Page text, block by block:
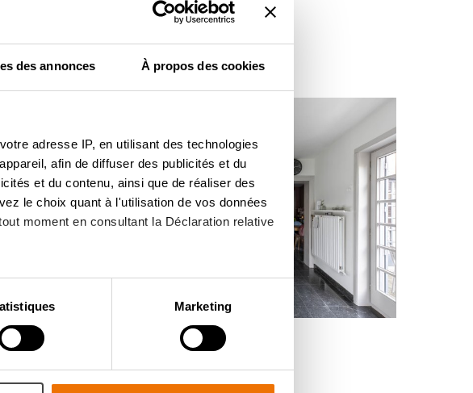
des annonces À propos des cookies
adresse IP, en utilisant des technologies
afin de diffuser des publicités et du
et du contenu, ainsi que de réaliser des
le choix quant à l'utilisation de vos données
moment en consultant la Déclaration relative
être précises à plusieurs mètres près
à partir de la déclaration sur les cookies.
Marketing